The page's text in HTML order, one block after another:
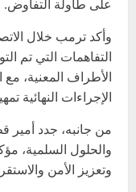
على طاولة التفاوض.
وأكد ترمب خلال
التفاهمات التي تم
الأطراف المعنية،
الإجراءات النهائية
من جانبه، جدد أمير
والحلول السلمية،
وتعزيز الأمن